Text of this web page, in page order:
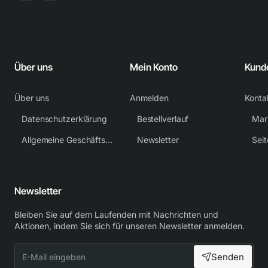
Über uns
Über uns
Datenschutzerklärung
Allgemeine Geschäftsbedingungen
Mein Konto
Anmelden
Bestellverlauf
Newsletter
Newsletter
Bleiben Sie auf dem Laufenden mit Nachrichten und
Aktionen, indem Sie sich für unseren Newsletter anmelden.
Mail
Senden